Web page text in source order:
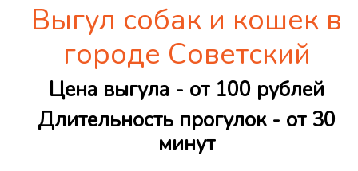
Выгул собак и кошек в
городе Советский
Цена выгула - от 100 рублей
Длительность прогулок - от 30
минут